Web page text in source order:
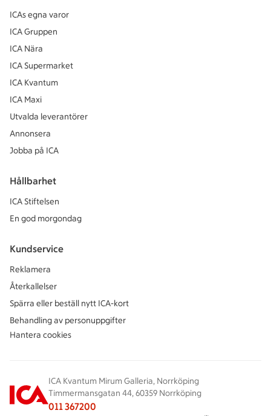
ICAs egna varor
ICA Gruppen
ICA Nära
ICA Supermarket
ICA Kvantum
ICA Maxi
Utvalda leverantörer
Annonsera
Jobba på ICA
Hållbarhet
ICA Stiftelsen
En god morgondag
Kundservice
Reklamera
Återkallelser
Spärra eller beställ nytt ICA-kort
Behandling av personuppgifter
Hantera cookies
ICA Kvantum Mirum Galleria, Norrköping
Timmermansgatan 44, 60359 Norrköping
011 367200